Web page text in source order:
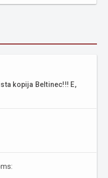
kopija Beltinec!!! E,